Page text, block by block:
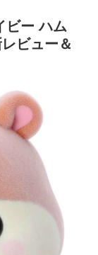
ビー ハム
ビュー＆